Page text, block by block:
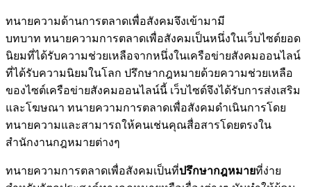
ทนายความด้านการตลาดเพื่อสังคมจึงเข้ามามี
บทบาท ทนายความการตลาดเพื่อสังคมเป็นหนึ่งในเว็บไซต์ยอด
นิยมที่ได้รับความช่วยเหลือจากหนึ่งในเครือข่ายสังคมออนไลน์
ที่ได้รับความนิยมในโลก ปรึกษากฎหมายด้วยความช่วยเหลือ
ของไซต์เครือข่ายสังคมออนไลน์นี้ เว็บไซต์จึงได้รับการส่งเสริม
และโฆษณา ทนายความการตลาดเพื่อสังคมดำเนินการโดย
ทนายความและสามารถให้คนเช่นคุณสื่อสารโดยตรงใน
สำนักงานกฎหมายต่างๆ
ทนายความการตลาดเพื่อสังคมเป็นที่ปรึกษากฎหมายที่ง่าย